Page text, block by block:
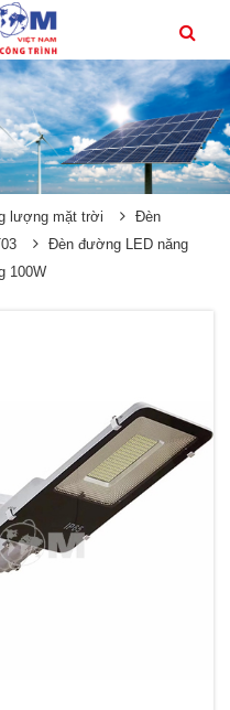
lượng mặt trời
Đèn
Đèn đường LED năng
100W